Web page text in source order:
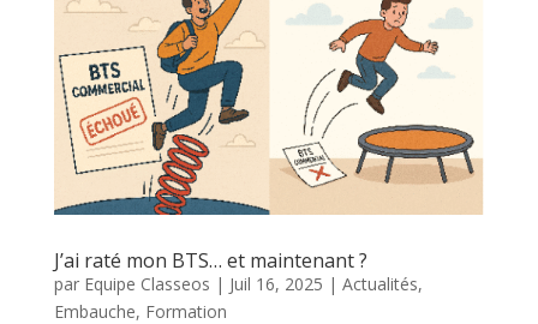
J’ai raté mon BTS… et maintenant ?
par Equipe Classeos | Juil 16, 2025 | Actualités,
Embauche, Formation